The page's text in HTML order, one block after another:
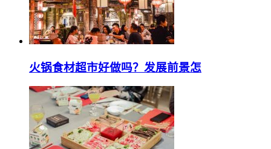
火锅食材超市好做吗？发展前景怎